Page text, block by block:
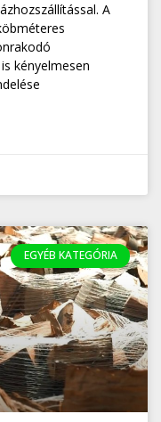
A
kényelmesen
EGYÉB KATEGÓRIA